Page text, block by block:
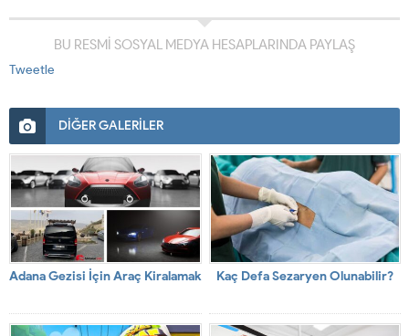
BU RESMİ SOSYAL MEDYA HESAPLARINDA PAYLAŞ
Tweetle
DİĞER GALERİLER
Adana Gezisi İçin Araç Kiralamak Kaç Defa Sezaryen Olunabilir?